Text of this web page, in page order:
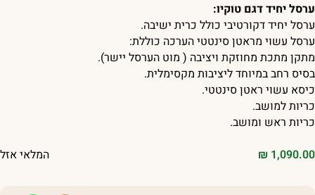
₪
יחיד דגם טוקיו:
יחיד דקורטיבי כולל כרית ישיבה.
עשוי מראטן סינטטי הערכה כוללת:
מתכת מחוזקת ויציבה ( מוט הערסל יישר).
רחב במיוחד ליציבות מקסימלית.
עשוי ראטן סינטטי.
למושב.
ראש ומושב.
המלאי אזל